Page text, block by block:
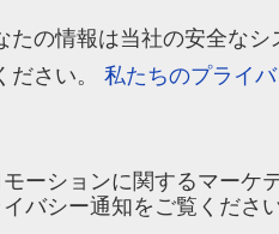
の情報は当社の安全なシ
さい。
私たちのプライ
ーションに関するマーケ
バシー通知をご覧ください